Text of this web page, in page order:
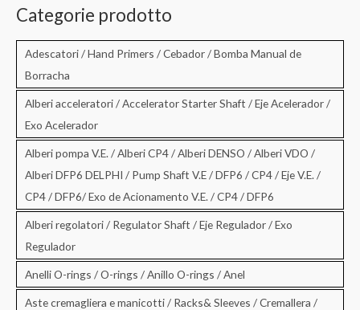
c
Categorie prodotto
Adescatori / Hand Primers / Cebador / Bomba Manual de
Borracha
Alberi acceleratori / Accelerator Starter Shaft / Eje Acelerador /
Exo Acelerador
Alberi pompa V.E. / Alberi CP4 / Alberi DENSO / Alberi VDO /
Alberi DFP6 DELPHI / Pump Shaft V.E / DFP6 / CP4 / Eje V.E. /
CP4 / DFP6/ Exo de Acionamento V.E. / CP4 / DFP6
Alberi regolatori / Regulator Shaft / Eje Regulador / Exo
Regulador
Anelli O-rings / O-rings / Anillo O-rings / Anel
Aste cremagliera e manicotti / Racks& Sleeves / Cremallera /